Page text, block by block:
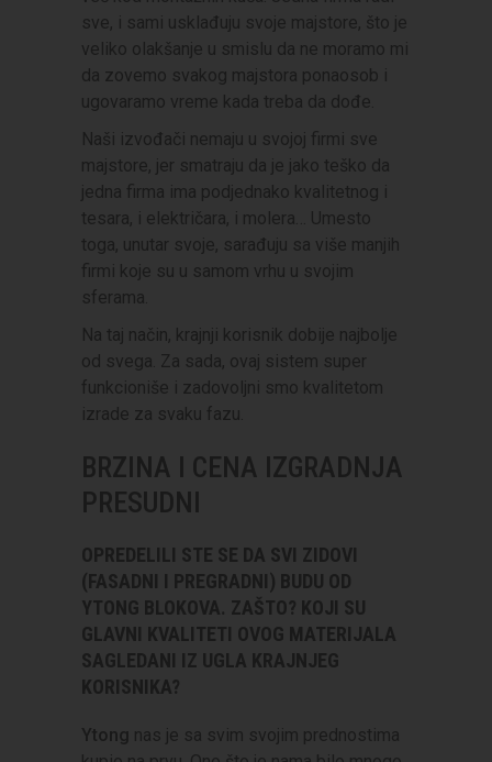
sve, i sami usklađuju svoje majstore, što je
veliko olakšanje u smislu da ne moramo mi
da zovemo svakog majstora ponaosob i
ugovaramo vreme kada treba da dođe.
Naši izvođači nemaju u svojoj firmi sve
majstore, jer smatraju da je jako teško da
jedna firma ima podjednako kvalitetnog i
tesara, i električara, i molera… Umesto
toga, unutar svoje, sarađuju sa više manjih
firmi koje su u samom vrhu u svojim
sferama.
Na taj način, krajnji korisnik dobije najbolje
od svega. Za sada, ovaj sistem super
funkcioniše i zadovoljni smo kvalitetom
izrade za svaku fazu.
BRZINA I CENA IZGRADNJA
PRESUDNI
OPREDELILI STE SE DA SVI ZIDOVI
(FASADNI I PREGRADNI) BUDU OD
YTONG BLOKOVA. ZAŠTO? KOJI SU
GLAVNI KVALITETI OVOG MATERIJALA
SAGLEDANI IZ UGLA KRAJNJEG
KORISNIKA?
Ytong nas je sa svim svojim prednostima